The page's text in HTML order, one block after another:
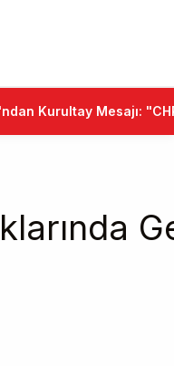
Kurultay Mesajı: